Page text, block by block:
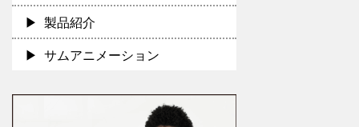
製品紹介
サムアニメーション